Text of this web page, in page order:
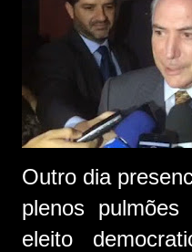
Outro dia
plenos
eleito